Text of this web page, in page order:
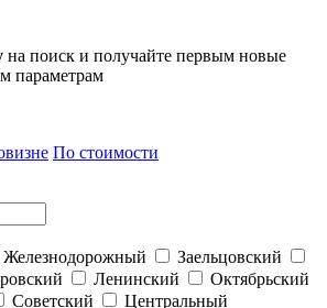
на поиск и получайте первым новые
параметрам
По стоимости
Железнодорожный
Заельцовский
Ленинский
Октябрьский
Советский Центральный